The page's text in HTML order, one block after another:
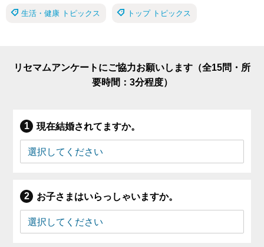
生活・健康 トピックス トップ トピックス
リセマムアンケートにご協力お願いします（全15問・所
要時間：3分程度）
現在結婚されてますか。
お子さまはいらっしゃいますか。